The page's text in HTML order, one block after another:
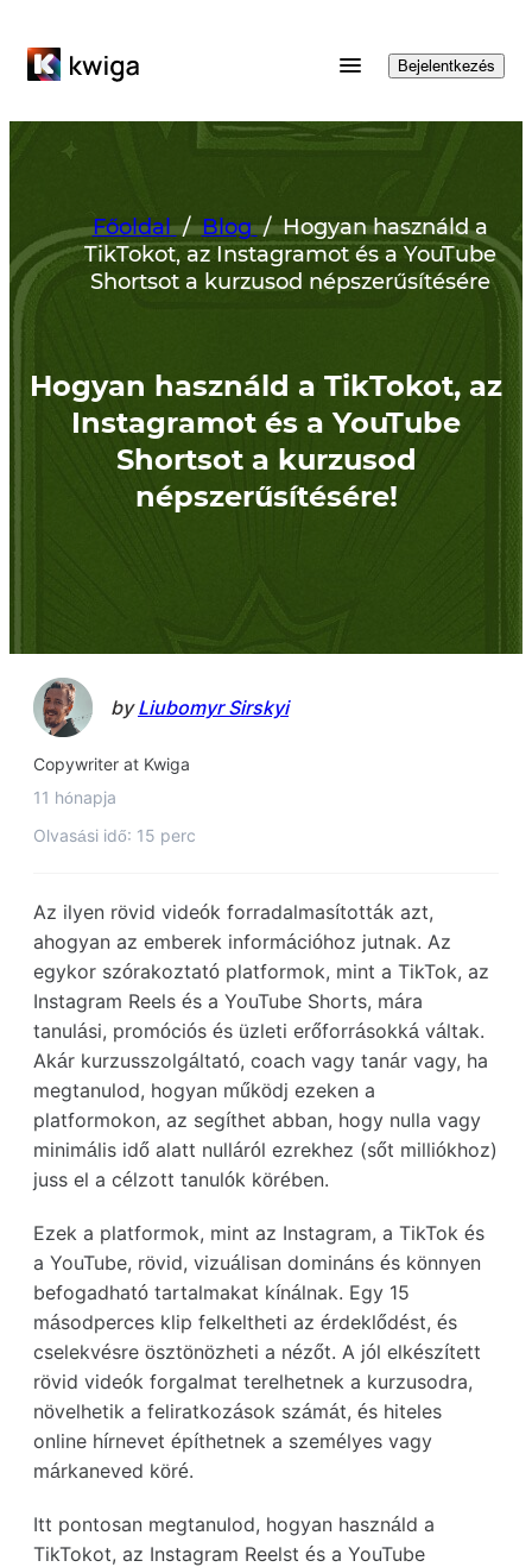
Bejelentkezés
Főoldal / Blog / Hogyan használd a
TikTokot, az Instagramot és a YouTube
Shortsot a kurzusod népszerűsítésére
Hogyan használd a TikTokot, az
Instagramot és a YouTube
Shortsot a kurzusod
népszerűsítésére!
byLiubomyr Sirskyi
Copywriter at Kwiga
11 hónapja
Olvasási idő: 15 perc
Az ilyen rövid videók forradalmasították azt,
ahogyan az emberek információhoz jutnak. Az
egykor szórakoztató platformok, mint a TikTok, az
Instagram Reels és a YouTube Shorts, mára
tanulási, promóciós és üzleti erőforrásokká váltak.
Akár kurzusszolgáltató, coach vagy tanár vagy, ha
megtanulod, hogyan működj ezeken a
platformokon, az segíthet abban, hogy nulla vagy
minimális idő alatt nulláról ezrekhez (sőt milliókhoz)
juss el a célzott tanulók körében.
Ezek a platformok, mint az Instagram, a TikTok és
a YouTube, rövid, vizuálisan domináns és könnyen
befogadható tartalmakat kínálnak. Egy 15
másodperces klip felkeltheti az érdeklődést, és
cselekvésre ösztönözheti a nézőt. A jól elkészített
rövid videók forgalmat terelhetnek a kurzusodra,
növelhetik a feliratkozások számát, és hiteles
online hírnevet építhetnek a személyes vagy
márkaneved köré.
Itt pontosan megtanulod, hogyan használd a
TikTokot, az Instagram Reelst és a YouTube